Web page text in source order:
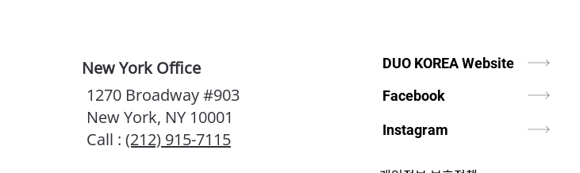
Instagram
Facebook
DUO KOREA Website
New York Office
1270 Broadway #903
New York, NY 10001
Call : (212) 915-7115